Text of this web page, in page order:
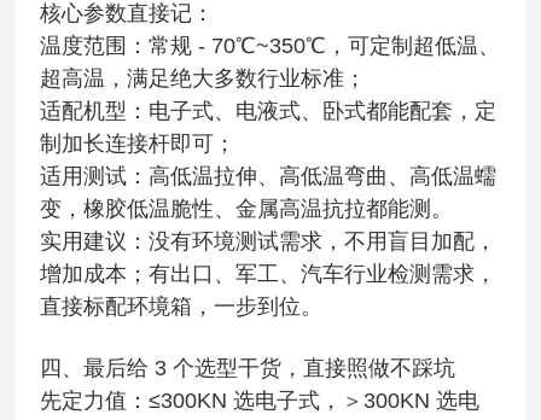
核心参数直接记：
温度范围：常规 - 70℃~350℃，可定制超低温、
超高温，满足绝大多数行业标准；
适配机型：电子式、电液式、卧式都能配套，定
制加长连接杆即可；
适用测试：高低温拉伸、高低温弯曲、高低温蠕
变，橡胶低温脆性、金属高温抗拉都能测。
实用建议：没有环境测试需求，不用盲目加配，
增加成本；有出口、军工、汽车行业检测需求，
直接标配环境箱，一步到位。
四、最后给 3 个选型干货，直接照做不踩坑
先定力值：≤300KN 选电子式，＞300KN 选电